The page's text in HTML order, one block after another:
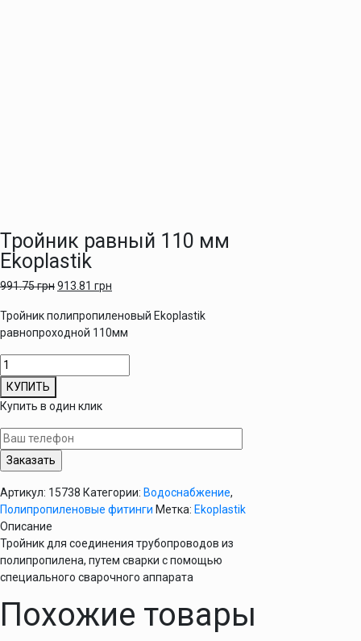
Тройник равный 110 мм
Ekoplastik
991.75грн913.81 грн
Тройник полипропиленовый Ekoplastik
равнопроходной 110мм
Количество
товара
Тройник
равный
110
мм
Ekoplastik
КУПИТЬ
Купить в один клик
Артикул: 15738 Категории: Водоснабжение,
Полипропиленовые фитинги Метка: Ekoplastik
Описание
Тройник для соединения трубопроводов из
полипропилена, путем сварки с помощью
специального сварочного аппарата
Похожие товары